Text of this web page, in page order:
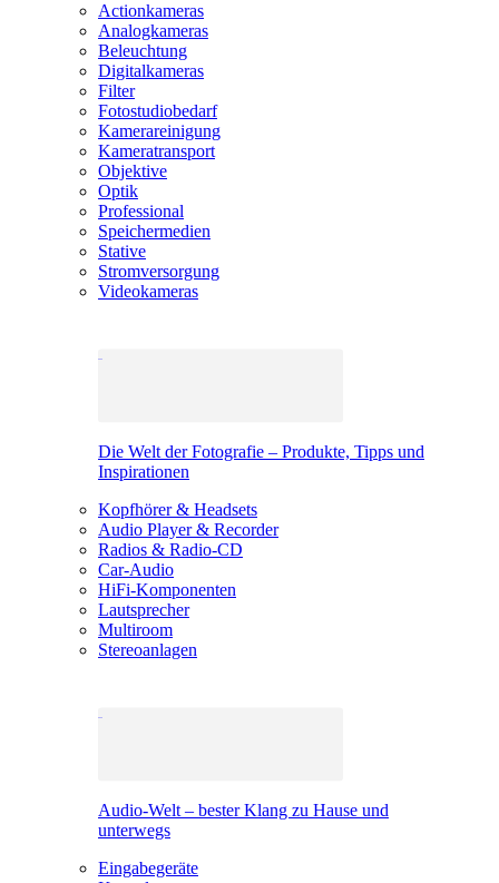
Actionkameras
Analogkameras
Beleuchtung
Digitalkameras
Filter
Fotostudiobedarf
Kamerareinigung
Kameratransport
Objektive
Optik
Professional
Speichermedien
Stative
Stromversorgung
Videokameras
Die Welt der Fotografie – Produkte, Tipps und
Inspirationen
Kopfhörer & Headsets
Audio Player & Recorder
Radios & Radio-CD
Car-Audio
HiFi-Komponenten
Lautsprecher
Multiroom
Stereoanlagen
Audio-Welt – bester Klang zu Hause und
unterwegs
Eingabegeräte